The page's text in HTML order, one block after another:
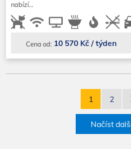
nabízí…
Cena od: 10 570 Kč / týden
1 2
Načíst